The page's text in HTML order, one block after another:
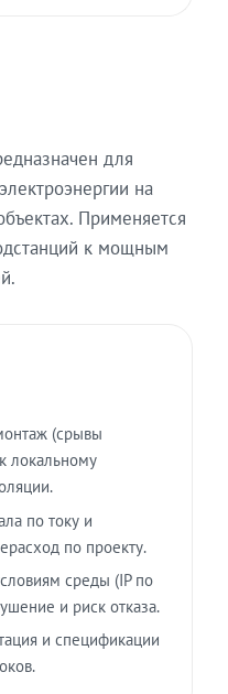
для
на
Применяется
к мощным
(срывы
локальному
по току и
по проекту.
среды (IP по
и риск отказа.
и спецификации